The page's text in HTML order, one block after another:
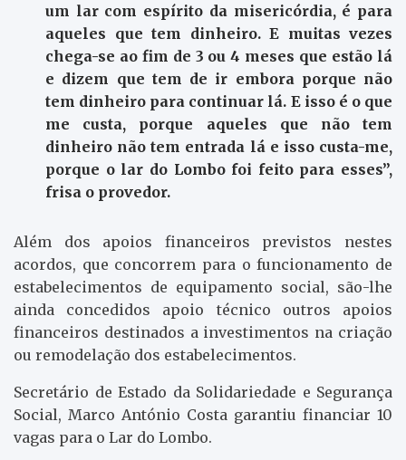
um lar com espírito da misericórdia, é para
aqueles que tem dinheiro. E muitas vezes
chega-se ao fim de 3 ou 4 meses que estão lá
e dizem que tem de ir embora porque não
tem dinheiro para continuar lá. E isso é o que
me custa, porque aqueles que não tem
dinheiro não tem entrada lá e isso custa-me,
porque o lar do Lombo foi feito para esses”,
frisa o provedor.
Além dos apoios financeiros previstos nestes
acordos, que concorrem para o funcionamento de
estabelecimentos de equipamento social, são-lhe
ainda concedidos apoio técnico outros apoios
financeiros destinados a investimentos na criação
ou remodelação dos estabelecimentos.
Secretário de Estado da Solidariedade e Segurança
Social, Marco António Costa garantiu financiar 10
vagas para o Lar do Lombo.